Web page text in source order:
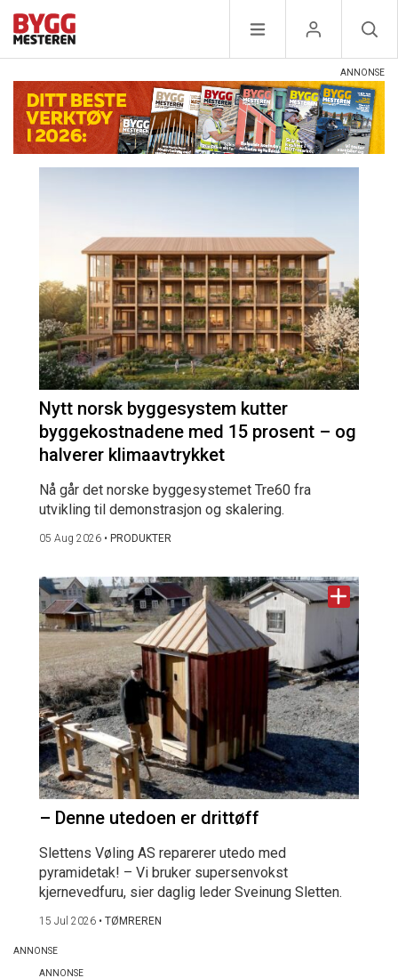
Nytt norsk byggesystem kutter
byggekostnadene med 15 prosent – og
halverer klimaavtrykket
Nå går det norske byggesystemet Tre60 fra
utvikling til demonstrasjon og skalering.
05 Aug 2026 • PRODUKTER
– Denne utedoen er drittøff
Slettens Vøling AS reparerer utedo med
pyramidetak! – Vi bruker supersenvokst
kjernevedfuru, sier daglig leder Sveinung Sletten.
15 Jul 2026 • TØMREREN